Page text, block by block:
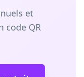
et
code QR